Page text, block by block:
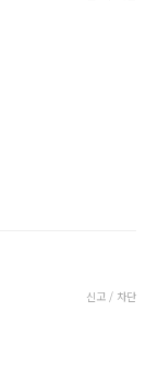
신고 / 차단